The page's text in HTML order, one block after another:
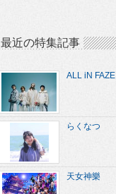
最近の特集記事
ALL iN FAZE
らくなつ
天女神樂